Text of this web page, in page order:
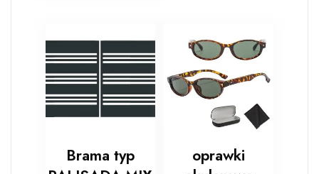
Brama typ
oprawki